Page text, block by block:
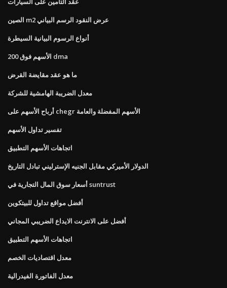
الصين m2 عرض النقود الرسم البياني
أنواع الرسوم البيانية السيطرة
الأسهم فوق 200 dma
ما هو عقد مقايضة القرض
معدل الضريبة الهامشية للشركة
أرباح الأسهم على chegr الأسهم المفضلة والعامة
تفسير تداول الأسهم
اتجاهات الأسهم التطبيق
الدولار الأميركي مقابل الجنيه الإسترليني تبادل التاريخ
أسعار سوق المال التجارية في suntrust
أفضل مواقع تداول للبيتكوين
أفضل على الانترنت الايداع الضريبي المجاني
اتجاهات الأسهم التطبيق
معدل اقتصاديات الخصم
معدل الفاتورة الفيدرالية